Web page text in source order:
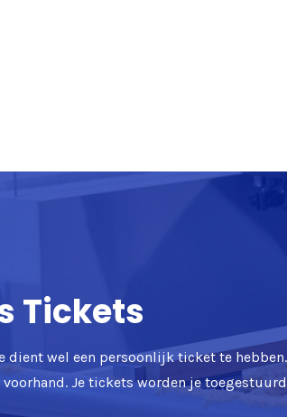
Tickets
dient wel een persoonlijk ticket te
Je tickets worden je